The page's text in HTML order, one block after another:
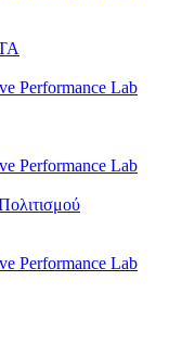
Performance Lab
Performance Lab
Performance Lab